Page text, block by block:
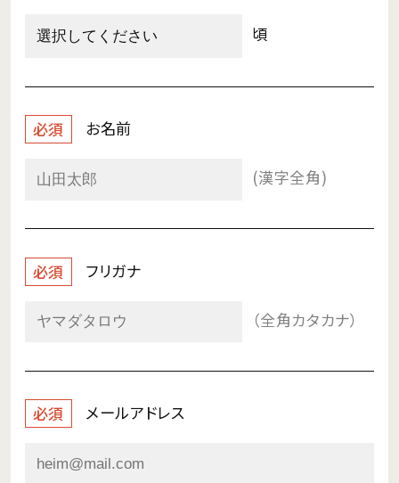
頃
必須 お名前
(漢字全角)
必須 フリガナ
（全角カタカナ）
必須 メールアドレス